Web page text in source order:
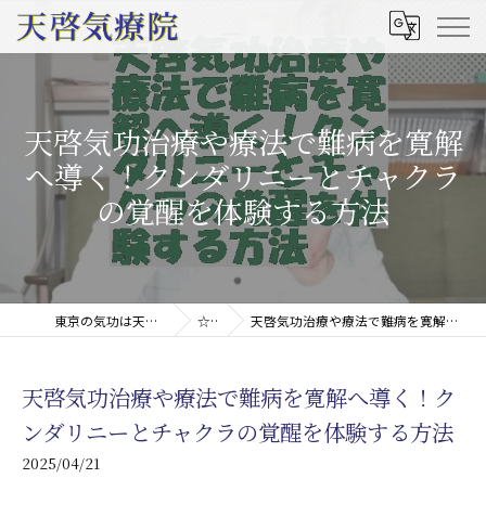
天啓気功治療や療法で難病を寛解
へ導く！クンダリニーとチャクラ
の覚醒を体験する方法
東京の気功は天啓気療院(天啓気功療法治療院) ☆コラム 天啓気功治療や療法で難病を寛解へ導く！クンダリニーとチャクラの覚醒を体験する方法
天啓気功治療や療法で難病を寛解へ導く！ク
ンダリニーとチャクラの覚醒を体験する方法
2025/04/21